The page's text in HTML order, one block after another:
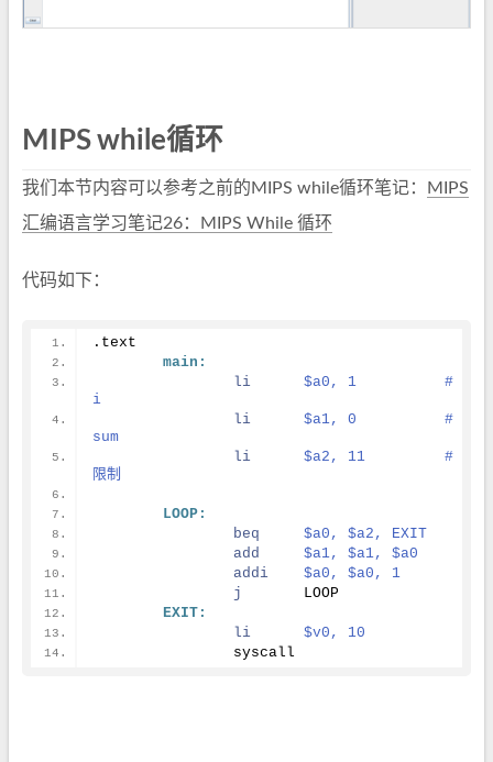
MIPS while循环
我们本节内容可以参考之前的MIPS while循环笔记：
MIPS
汇编语言学习笔记26：MIPS While 循环
代码如下：
.text
main:
li
$a0, 1		#
i
li
$a1, 0		#
sum
li
$a2, 11		#
限制
LOOP:
beq
$a0, $a2, EXIT
add
$a1, $a1, $a0
addi
$a0, $a0, 1
j
	LOOP
EXIT:
li
$v0, 10
		syscall